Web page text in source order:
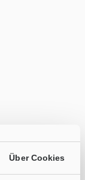
Über Cookies